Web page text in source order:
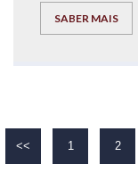
SABER MAIS
<< 1 2